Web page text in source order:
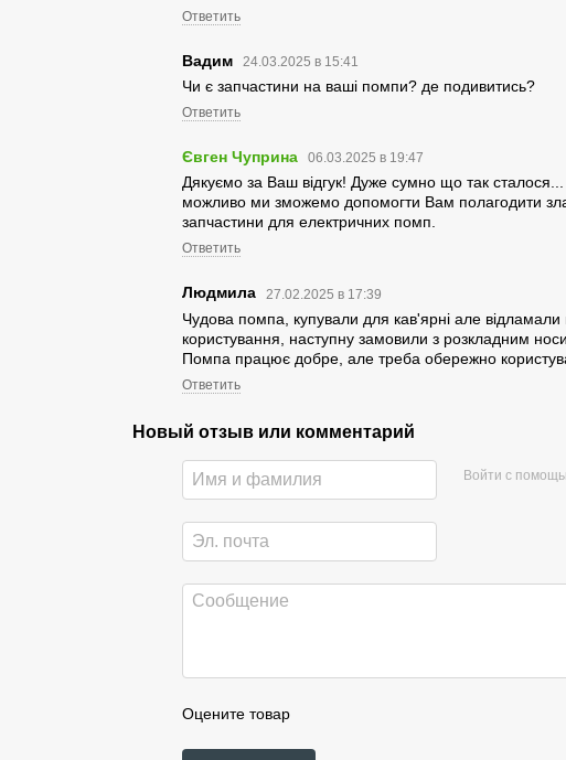
Ответить
Вадим 24.03.2025 в 15:41
Чи є запчастини на ваші помпи? де подивитись?
Ответить
Євген Чуприна 06.03.2025 в 19:47
Дякуємо за Ваш відгук! Дуже сумно що так сталося...
можливо ми зможемо допомогти Вам полагодити
запчастини для електричних помп.
Ответить
Людмила 27.02.2025 в 17:39
Чудова помпа, купували для кав'ярні але відламали
користування, наступну замовили з розкладним
Помпа працює добре, але треба обережно
Ответить
Новый отзыв или комментарий
Войти с
Оцените товар